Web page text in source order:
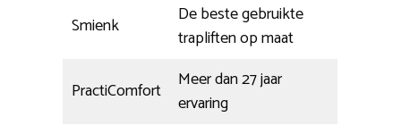
Smienk
De beste gebruikte
trapliften op maat
PractiComfort
Meer dan 27 jaar
ervaring